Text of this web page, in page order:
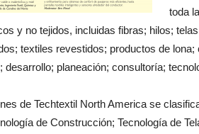
toda
y no tejidos, incluidas fibras; hilos;
textiles revestidos; productos de
desarrollo; planeación; consultoría;
de Techtextil North America se
de Construcción; Tecnología de